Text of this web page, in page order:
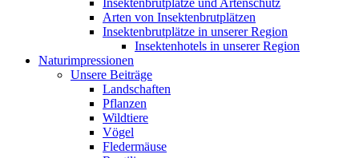
Insektenbrutplätze und Artenschutz
Arten von Insektenbrutplätzen
Insektenbrutplätze in unserer Region
Insektenhotels in unserer Region
Naturimpressionen
Unsere Beiträge
Landschaften
Pflanzen
Wildtiere
Vögel
Fledermäuse